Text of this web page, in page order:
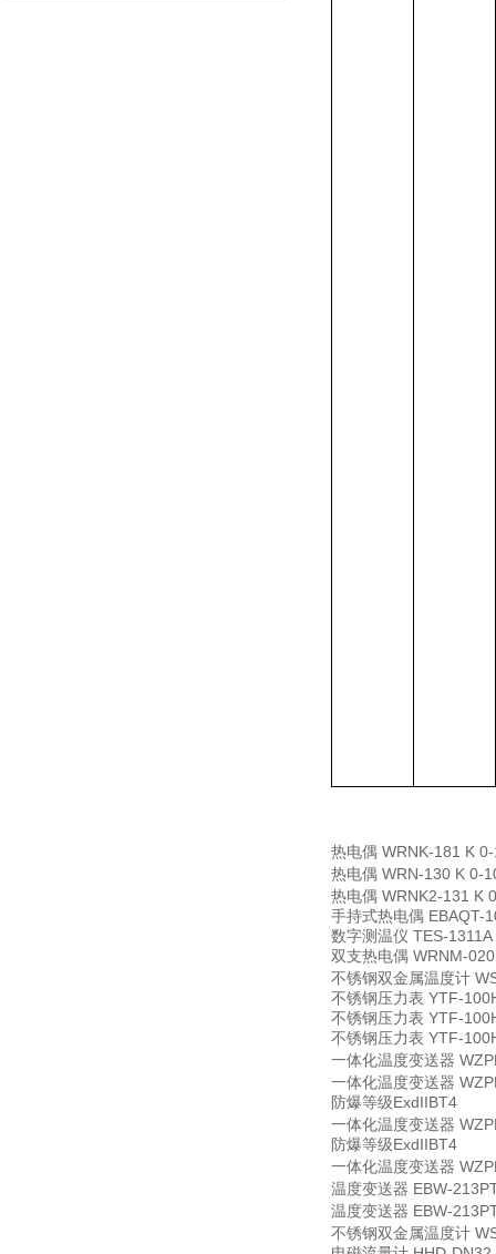
热电偶 WRNK-181 K
热电偶 WRN-130 K 0-
热电偶 WRNK2-131 K
手持式热电偶 EBAQT-
数字测温仪 TES-1311A
双支热电偶 WRNM-020
不锈钢双金属温度计
不锈钢压力表 YTF-
不锈钢压力表 YTF-
不锈钢压力表 YTF-
一体化温度变送器
一体化温度变送器
防爆等级ExdIIBT4
一体化温度变送器
防爆等级ExdIIBT4
一体化温度变送器
温度变送器 EBW-
温度变送器 EBW-
不锈钢双金属温度计